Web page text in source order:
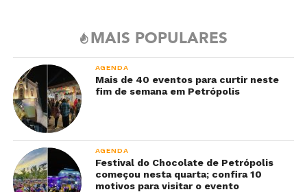
MAIS POPULARES
AGENDA
Mais de 40 eventos para curtir neste
fim de semana em Petrópolis
AGENDA
Festival do Chocolate de Petrópolis
começou nesta quarta; confira 10
motivos para visitar o evento